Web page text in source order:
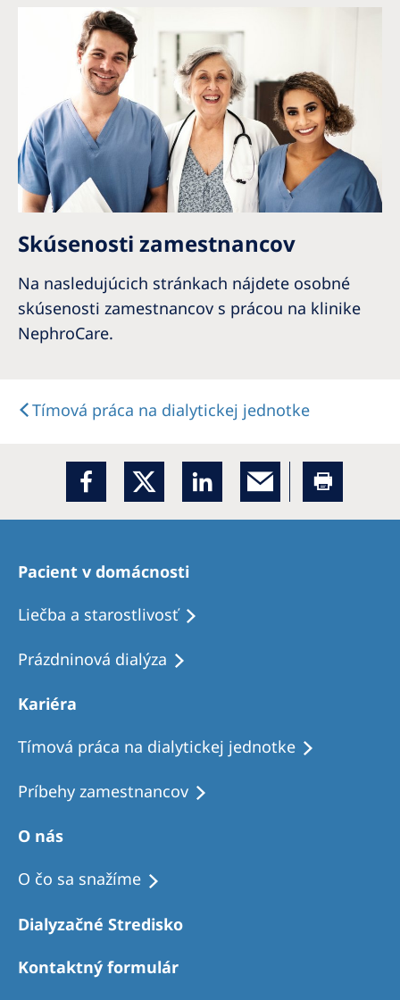
Skúsenosti zamestnancov
Na nasledujúcich stránkach nájdete osobné
skúsenosti zamestnancov s prácou na klinike
NephroCare.
Tímová práca na dialytickej jednotke
Pacient v domácnosti
Liečba a starostlivosť
Prázdninová dialýza
Kariéra
Tímová práca na dialytickej jednotke
Príbehy zamestnancov
O nás
O čo sa snažíme
Dialyzačné Stredisko
Kontaktný formulár